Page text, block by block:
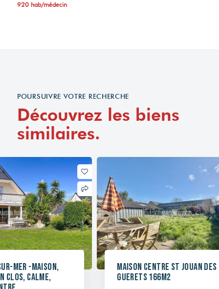
920 hab/médecin
POURSUIVRE VOTRE RECHERCHE
Découvrez les biens
similaires.
Maison Centre St Jouan Des
Guerets 166m2
St-